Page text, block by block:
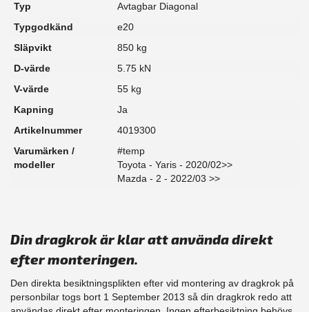
Typ
Avtagbar Diagonal
Typgodkänd
e20
Släpvikt
850 kg
D-värde
5.75 kN
V-värde
55 kg
Kapning
Ja
Artikelnummer
4019300
Varumärken /
modeller
#temp
Toyota - Yaris - 2020/02>>
Mazda - 2 - 2022/03 >>
Din dragkrok är klar att använda direkt
efter monteringen.
Den direkta besiktningsplikten efter vid montering av dragkrok på
personbilar togs bort 1 September 2013 så din dragkrok redo att